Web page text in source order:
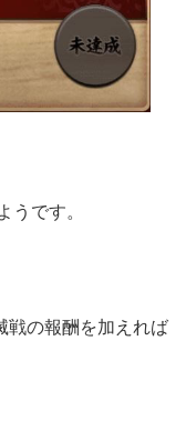
うです。
戦の報酬を加えれば